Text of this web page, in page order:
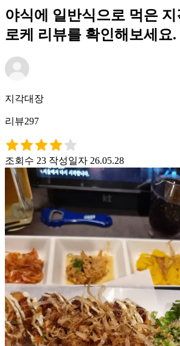
야식에 일반식으로 먹은
로케 리뷰를 확인해보세요.
지각대장
리뷰297
조회수 23 작성일자 26.05.28